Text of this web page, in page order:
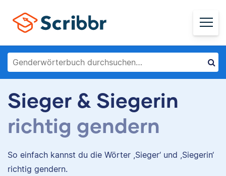
Sieger & Siegerin
richtig gendern
So einfach kannst du die Wörter ,Sieger‘ und ,Siegerin‘
richtig gendern.